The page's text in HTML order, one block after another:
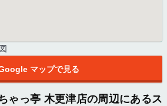
マップで見る
ゃっ亭 木更津店の周辺にあるス